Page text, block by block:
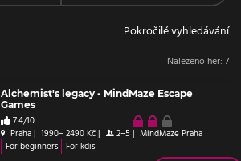
Pokročilé vyhledávání
Nalezeno her: 7
Alchemist's legacy - MindMaze Escape
Games
7.4/10
Praha| 1990– 2490 Kč| 2–5 | MindMaze Praha
For beginners For kdis